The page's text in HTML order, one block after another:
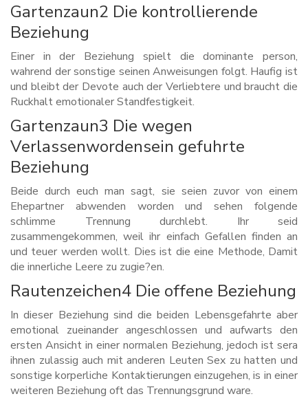
Gartenzaun2 Die kontrollierende
Beziehung
Einer in der Beziehung spielt die dominante person,
wahrend der sonstige seinen Anweisungen folgt. Haufig ist
und bleibt der Devote auch der Verliebtere und braucht die
Ruckhalt emotionaler Standfestigkeit.
Gartenzaun3 Die wegen
Verlassenwordensein gefuhrte
Beziehung
Beide durch euch man sagt, sie seien zuvor von einem
Ehepartner abwenden worden und sehen folgende
schlimme Trennung durchlebt. Ihr seid
zusammengekommen, weil ihr einfach Gefallen finden an
und teuer werden wollt. Dies ist die eine Methode, Damit
die innerliche Leere zu zugie?en.
Rautenzeichen4 Die offene Beziehung
In dieser Beziehung sind die beiden Lebensgefahrte aber
emotional zueinander angeschlossen und aufwarts den
ersten Ansicht in einer normalen Beziehung, jedoch ist sera
ihnen zulassig auch mit anderen Leuten Sex zu hatten und
sonstige korperliche Kontaktierungen einzugehen, is in einer
weiteren Beziehung oft das Trennungsgrund ware.